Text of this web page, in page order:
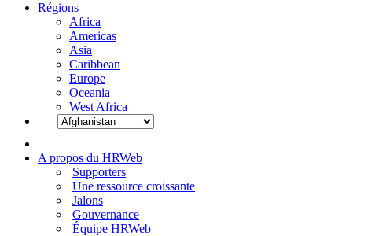
Régions
Africa
Americas
Asia
Caribbean
Europe
Oceania
West Africa
A propos du HRWeb
Supporters
Une ressource croissante
Jalons
Gouvernance
Équipe HRWeb